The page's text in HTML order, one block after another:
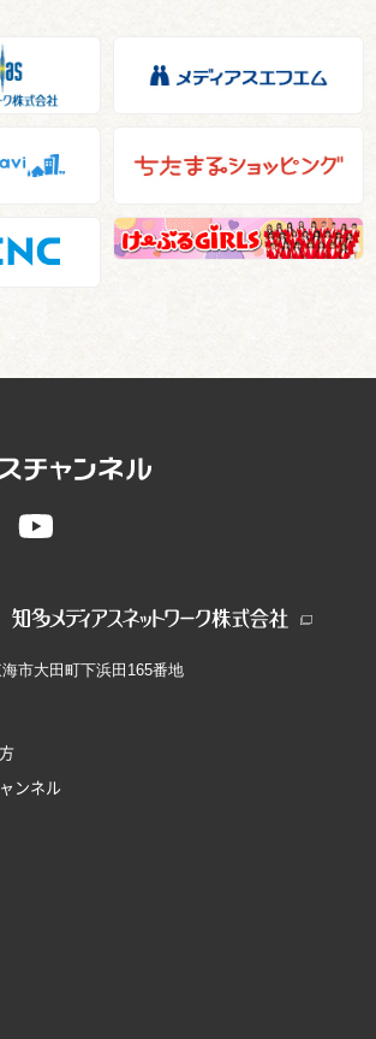
市大田町下浜田165番地
ンネル